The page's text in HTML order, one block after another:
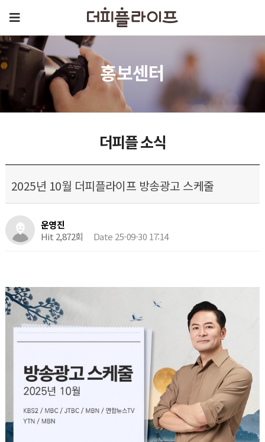
홍보센터
더피플 소식
2025년 10월 더피플라이프 방송광고 스케줄
운영진
Hit 2,872회
Date 25-09-30 17:14